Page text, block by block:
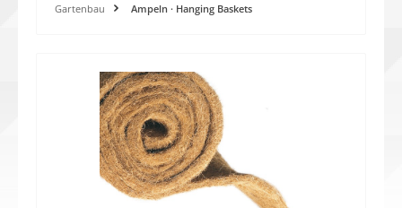
Gartenbau Ampeln · Hanging Baskets
Bildergalerie überspringen